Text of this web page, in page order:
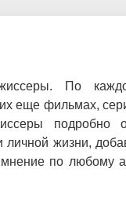
По
еще фильмах,
подробно
личной жизни,
по любому